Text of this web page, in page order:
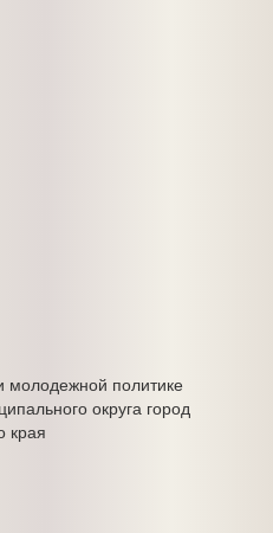
молодежной политике
округа город
края